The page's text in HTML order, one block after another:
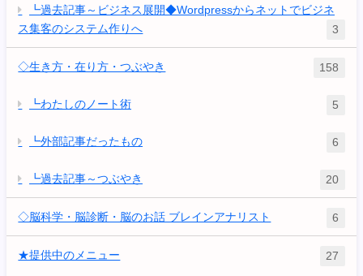
┗過去記事～ビジネス展開◆Wordpressからネットでビジネ
ス集客のシステム作りへ
3
◇生き方・在り方・つぶやき 158
┗わたしのノート術 5
┗外部記事だったもの 6
┗過去記事～つぶやき 20
◇脳科学・脳診断・脳のお話 ブレインアナリスト 6
★提供中のメニュー 27